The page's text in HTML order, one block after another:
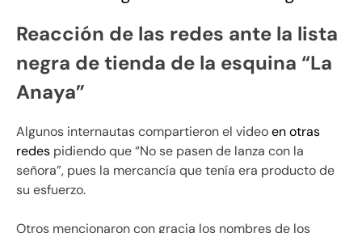
Reacción de las redes ante la lista
negra de tienda de la esquina “La
Anaya”
Algunos internautas compartieron el videoen otras
redes pidiendo que “No se pasen de lanza con la
señora”, pues la mercancía que tenía era producto de
su esfuerzo.
Otros mencionaron con gracia los nombres de los